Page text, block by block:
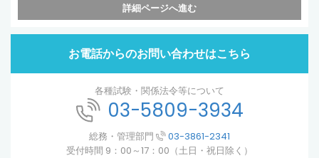
詳細ページへ進む
お電話からのお問い合わせはこちら
各種試験・関係法令等について
03-5809-3934
総務・管理部門
03-3861-2341
受付時間 9：00～17：00（土日・祝日除く）